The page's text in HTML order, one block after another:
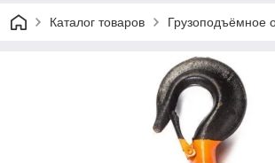
Каталог товаров Грузоподъёмное